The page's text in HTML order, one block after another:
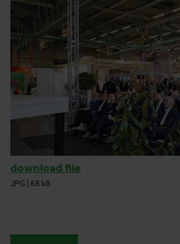
download file
JPG 68 kB